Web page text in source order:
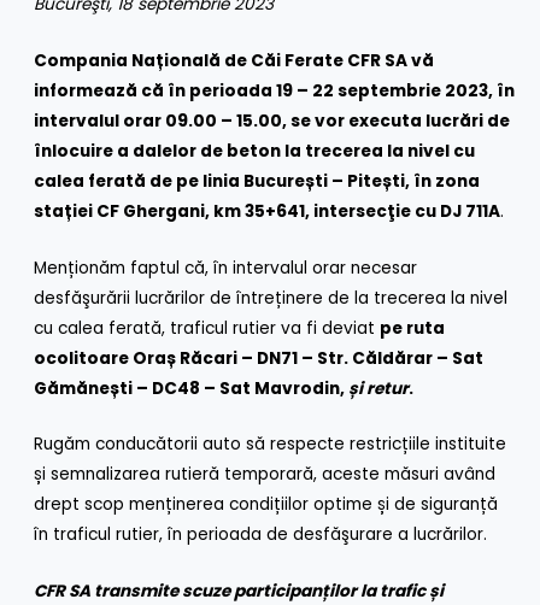
Compania Națională de Căi Ferate CFR SA vă
informează că în perioada 19 – 22 septembrie 2023, în
intervalul orar 09.00 – 15.00,se vor executa lucrări de
înlocuire a dalelor de beton la trecerea la nivel cu
calea ferată de pe linia București – Pitești, în zona
stației CF Ghergani, km 35+641, intersecţie cu DJ 711A.
Menționăm faptul că, în intervalul orar necesar
desfăşurării lucrărilor de întreținere de la trecerea la nivel
cu calea ferată, traficul rutier va fi deviat pe ruta
ocolitoare Oraș Răcari – DN71 – Str. Căldărar – Sat
Gămănești – DC48 – Sat Mavrodin, și retur.
Rugăm conducătorii autosă respecterestricțiile instituite
și semnalizarea rutieră temporară, aceste măsuri având
drept scop menținerea condițiilor optime și de siguranță
în traficul rutier, în perioada de desfăşurare a lucrărilor.
CFR SA transmite scuze participanților la trafic și